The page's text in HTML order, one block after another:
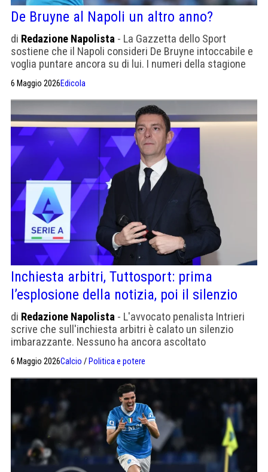
De Bruyne al Napoli un altro anno?
di Redazione Napolista - La Gazzetta dello Sport
sostiene che il Napoli consideri De Bruyne intoccabile e
voglia puntare ancora su di lui. I numeri della stagione
delle partite, ha segnato 5 gol (di cui uno alla
Cremonese in una gara già chiusa) e guadagna 6,5
milioni.
6 Maggio 2026Edicola
Inchiesta arbitri, Tuttosport: prima
l’esplosione della notizia, poi il silenzio
di Redazione Napolista - L'avvocato penalista Intrieri
scrive che sull'inchiesta arbitri è calato un silenzio
imbarazzante. Nessuno ha ancora ascoltato
irrilevante. Il procuratore Viola tace, ma qualcuno ha
fatto trapelare che i dirigenti dell'Inter non sono
6 Maggio 2026Calcio / Politica e potere